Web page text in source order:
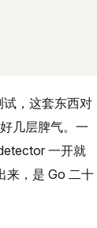
，这套东西对
几层脾气。一
一开就
来，是 Go 二十